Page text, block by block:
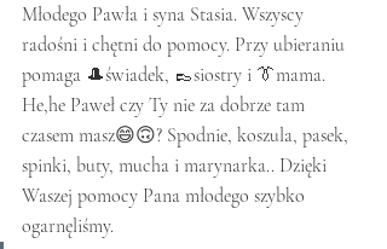
Młodego Pawła i syna Stasia. Wszyscy
radośni i chętni do pomocy. Przy ubieraniu
pomaga 🎩świadek, 👞siostry i 👔mama.
He,he Paweł czy Ty nie za dobrze tam
czasem masz😄🙃? Spodnie, koszula, pasek,
spinki, buty, mucha i marynarka.. Dzięki
Waszej pomocy Pana młodego szybko
ogarnęliśmy.